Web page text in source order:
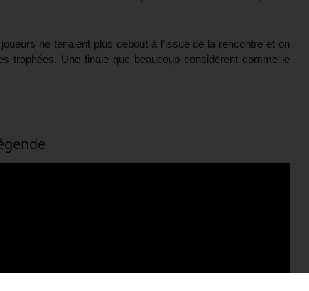
ne tenaient plus debout à l’issue de la rencontre et on
trophées. Une finale que beaucoup considèrent comme le